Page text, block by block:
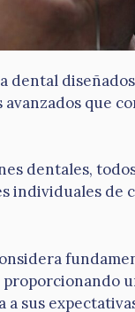
dental
que
dentales,
individuales de
sus